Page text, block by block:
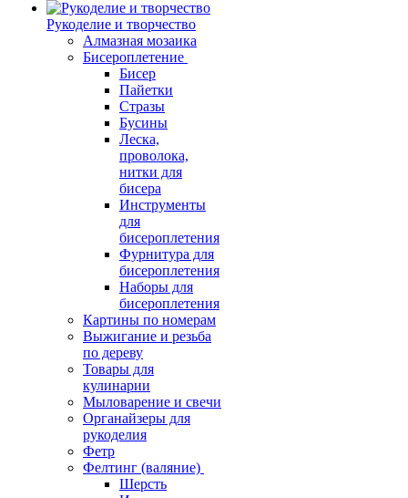
Рукоделие и творчество
Алмазная мозаика
Бисероплетение
Бисер
Пайетки
Стразы
Бусины
Леска,
проволока,
нитки для
бисера
Инструменты
для
бисероплетения
Фурнитура для
бисероплетения
Наборы для
бисероплетения
Картины по номерам
Выжигание и резьба
по дереву
Товары для
кулинарии
Мыловарение и свечи
Органайзеры для
рукоделия
Фетр
Фелтинг (валяние)
Шерсть